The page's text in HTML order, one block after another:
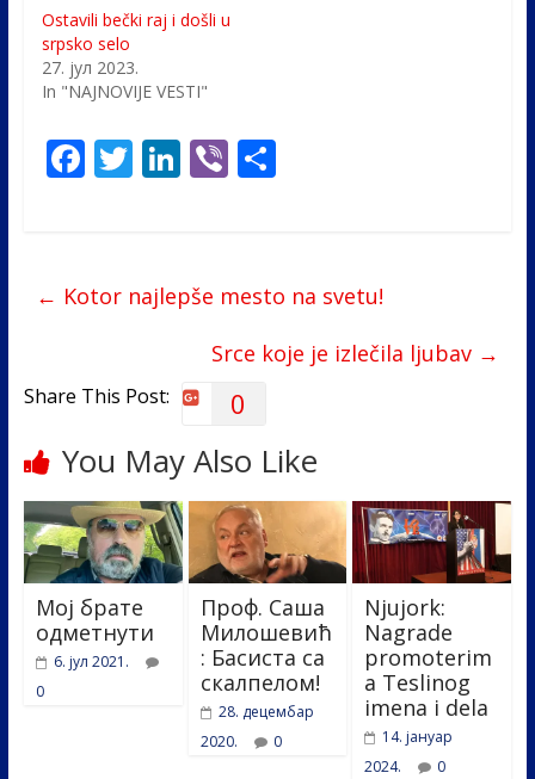
Ostavili bečki raj i došli u
srpsko selo
27. јул 2023.
In "NAJNOVIJE VESTI"
F
ac
o
k
T
w
Li
n
dI
Vi
b
S
← Kotor najlepše mesto na svetu!
Srce koje je izlečila ljubav →
Share This Post: 0
You May Also Like
Мој брате
одметнути
6. јул 2021.
0
Проф. Саша
Милошевић
: Басиста са
скалпелом!
28. децембар
2020.
0
Njujork:
Nagrade
promoterim
a Teslinog
imena i dela
14. јануар
2024.
0